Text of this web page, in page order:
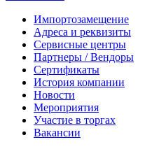
Импортозамещение
Адреса и реквизиты
Сервисные центры
Партнеры / Вендоры
Сертификаты
История компании
Новости
Мероприятия
Участие в торгах
Вакансии